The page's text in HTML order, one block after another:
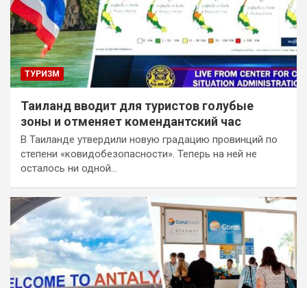
ТУРИЗМ
Таиланд вводит для туристов голубые
зоны и отменяет комендантский час
В Таиланде утвердили новую градацию провинций по
степени «ковидобезопасности». Теперь на ней не
осталось ни одной…